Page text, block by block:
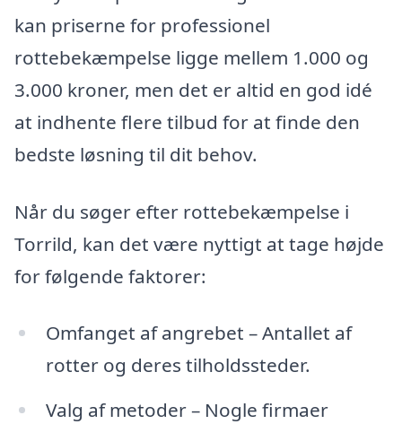
kan priserne for professionel
rottebekæmpelse ligge mellem 1.000 og
3.000 kroner, men det er altid en god idé
at indhente flere tilbud for at finde den
bedste løsning til dit behov.
Når du søger efter rottebekæmpelse i
Torrild, kan det være nyttigt at tage højde
for følgende faktorer:
Omfanget af angrebet – Antallet af
rotter og deres tilholdssteder.
Valg af metoder – Nogle firmaer